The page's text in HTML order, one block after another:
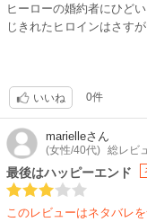
ヒーローの婚約者にひど
じきれたヒロインはさす
いいね 0件
marielleさん
(女性/40代) 総レビ
最後はハッピーエンド
このレビューはネタバレ